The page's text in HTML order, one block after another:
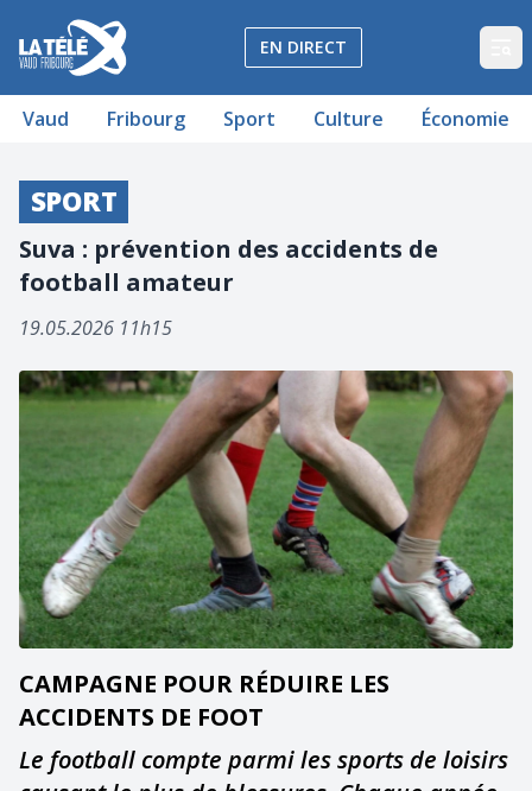
La Télé - Télévision régionale Vaud et Fribourg
EN DIRECT
Vaud Fribourg Sport Culture Économie
SPORT
Suva : prévention des accidents de
football amateur
19.05.2026 11h15
CAMPAGNE POUR RÉDUIRE LES
ACCIDENTS DE FOOT
Le football compte parmi les sports de loisirs